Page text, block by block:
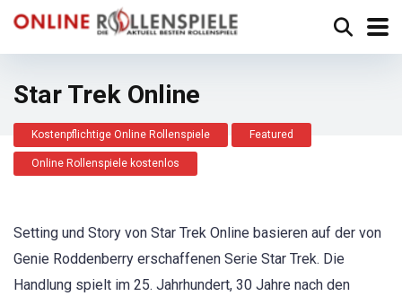
Star Trek Online
Kostenpflichtige Online Rollenspiele Featured
Online Rollenspiele kostenlos
Setting und Story von Star Trek Online basieren auf der von
Genie Roddenberry erschaffenen Serie Star Trek. Die
Handlung spielt im 25. Jahrhundert, 30 Jahre nach den